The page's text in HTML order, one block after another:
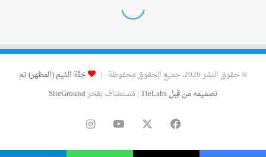
© حقوق النشر 2026، جميع الحقوق محفوظة |
جَنَّة الثيم (المظهر) تم
تصميمه من قِبل TieLabs
| مُستضاف بفخرSiteGround
فيسبوك ‫YouTubeانستقرام